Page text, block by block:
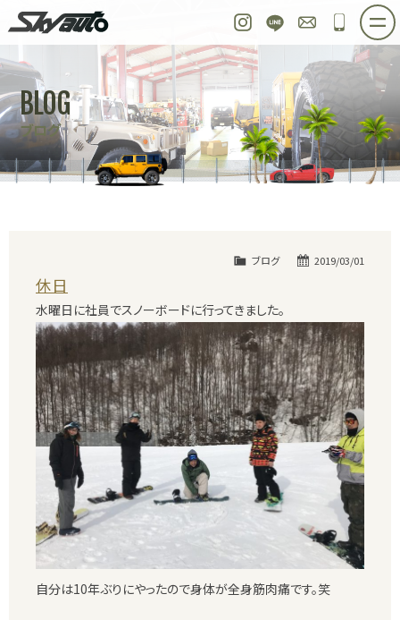
Instagram
LINE お問い合わせ
048-
ホーム 在庫車情報 ご購入プラン
整備作業実例 パーツ販売 買取＆オーダー
店舗紹介 工場紹介 会社概要
スタッフ紹介 求人情報 公式ブログ
BLOG
ブログ
2019/03/01
ブログ
休日
水曜日に社員でスノーボードに行ってきました。
自分は10年ぶりにやったので身体が全身筋肉痛です。笑